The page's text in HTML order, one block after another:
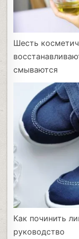
Шесть
смываются
Как починить
руководство